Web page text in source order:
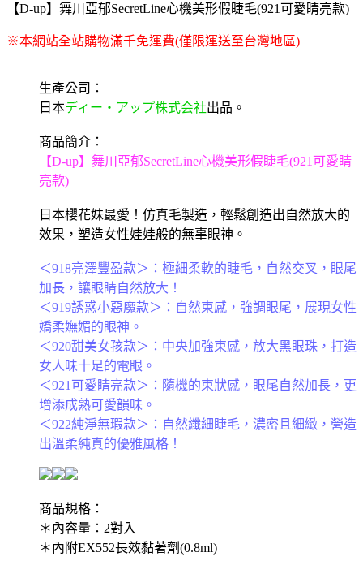
【D-up】舞川亞郁SecretLine心機美形假睫毛(921可愛睛亮款)
※本網站全站購物滿千免運費(僅限運送至台灣地區)
生產公司：
日本ディー・アップ株式会社出品。
商品簡介：
【D-up】舞川亞郁SecretLine心機美形假睫毛(921可愛睛
亮款)
日本櫻花妹最愛！仿真毛製造，輕鬆創造出自然放大的
效果，塑造女性娃娃般的無辜眼神。
＜918亮澤豐盈款＞：極細柔軟的睫毛，自然交叉，眼尾
加長，讓眼睛自然放大！
＜919誘惑小惡魔款＞：自然束感，強調眼尾，展現女性
嬌柔嫵媚的眼神。
＜920甜美女孩款＞：中央加強束感，放大黑眼珠，打造
女人味十足的電眼。
＜921可愛睛亮款＞：隨機的束狀感，眼尾自然加長，更
增添成熟可愛韻味。
＜922純淨無瑕款＞：自然纖細睫毛，濃密且細緻，營造
出溫柔純真的優雅風格！
商品規格：
＊內容量：2對入
＊內附EX552長效黏著劑(0.8ml)